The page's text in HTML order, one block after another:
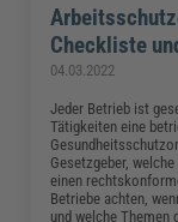
Checkliste
04.03.2022
Jeder Betrieb ist
Tätigkeiten eine
Gesetzgeber,
einen
Betriebe achten,
und welche Themen